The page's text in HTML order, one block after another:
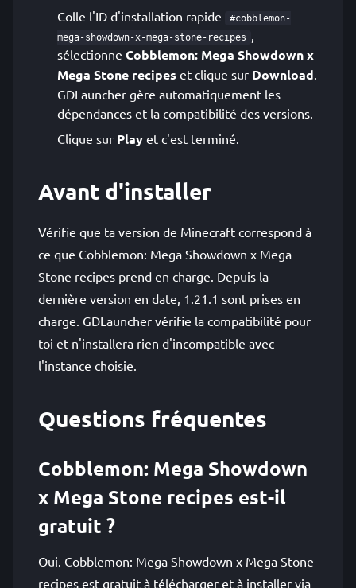
Colle l'ID d'installation rapide
#cobblemon-
mega-showdown-x-mega-stone-recipes ,
sélectionne Cobblemon: Mega Showdown x
Mega Stone recipes et clique sur Download.
GDLauncher gère automatiquement les
dépendances et la compatibilité des versions.
Clique sur Play et c'est terminé.
Avant d'installer
Vérifie que ta version de Minecraft correspond à
ce que Cobblemon: Mega Showdown x Mega
Stone recipes prend en charge. Depuis la
dernière version en date, 1.21.1 sont prises en
charge. GDLauncher vérifie la compatibilité pour
toi et n'installera rien d'incompatible avec
l'instance choisie.
Questions fréquentes
Cobblemon: Mega Showdown
x Mega Stone recipes est-il
gratuit ?
Oui. Cobblemon: Mega Showdown x Mega Stone
recipes est gratuit à télécharger et à installer via